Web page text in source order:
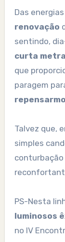
Das
renovação
sentindo,
curta
que
paragem
Talvez que,
simples
conturbação
PS-Nesta
luminosos
no IV